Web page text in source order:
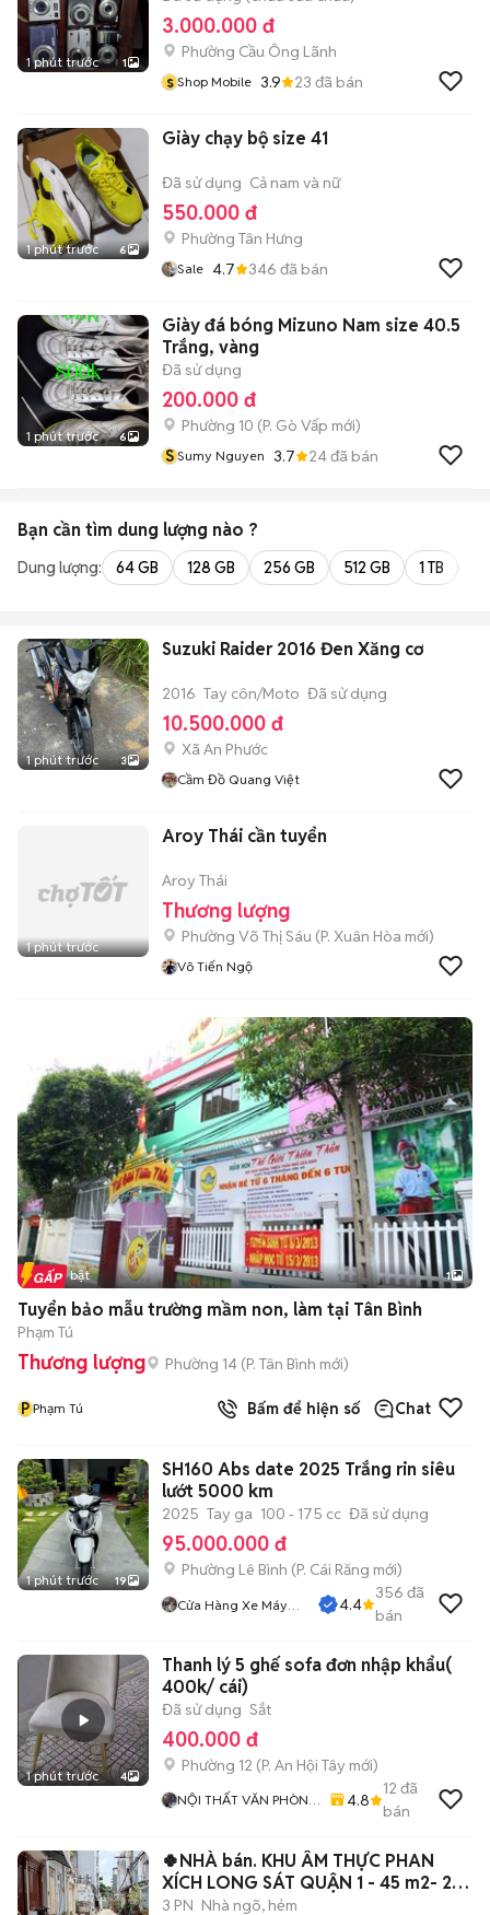
1 phút trước 1
3.000.000 đ
Phường Cầu Ông Lãnh
s Shop Mobile 3.9 23 đã bán
1 phút trước 6
Giày chạy bộ size 41
Đã sử dụng Cả nam và nữ
550.000 đ
Phường Tân Hưng
Sale 4.7 346 đã bán
1 phút trước 6
Giày đá bóng Mizuno Nam size 40.5
Trắng, vàng
Đã sử dụng
200.000 đ
Phường 10 (P. Gò Vấp mới)
S Sumy Nguyen 3.7 24đã bán
Bạn cần tìm dung lượng nào ?
Dung lượng: 64 GB 128 GB 256 GB 512 GB 1 TB
1 phút trước 3
Suzuki Raider 2016 Đen Xăng cơ
2016 Tay côn/Moto Đã sử dụng
10.500.000 đ
Xã An Phước
Cầm Đồ Quang Việt
1 phút trước
Aroy Thái cần tuyển
Aroy Thái
Thương lượng
Phường Võ Thị Sáu (P. Xuân Hòa mới)
Võ Tiến Ngộ
Tin nổi bật 1
Tuyển bảo mẫu trường mầm non, làm tại Tân Bình
Phạm Tú
Thương lượng Phường 14 (P. Tân Bình mới)
P Phạm Tú Bấm để hiện số Chat
1 phút trước 19
SH160 Abs date 2025 Trắng rin siêu
lướt 5000 km
2025 Tay ga 100 - 175 cc Đã sử dụng
95.000.000 đ
Phường Lê Bình (P. Cái Răng mới)
Cửa Hàng Xe Máy
4.4
356 đã
bán
1 phút trước 4
Thanh lý 5 ghế sofa đơn nhập khẩu(
400k/ cái)
Đã sử dụng Sắt
400.000 đ
Phường 12 (P. An Hội Tây mới)
NỘI THẤT VĂN PHÒNG
4.8
12 đã
bán
🍀NHÀ bán. KHU ÂM THỰC PHAN
XÍCH LONG SÁT QUẬN 1 - 45 m2- 2
Tầng BTCT
3 PN Nhà ngõ, hẻm